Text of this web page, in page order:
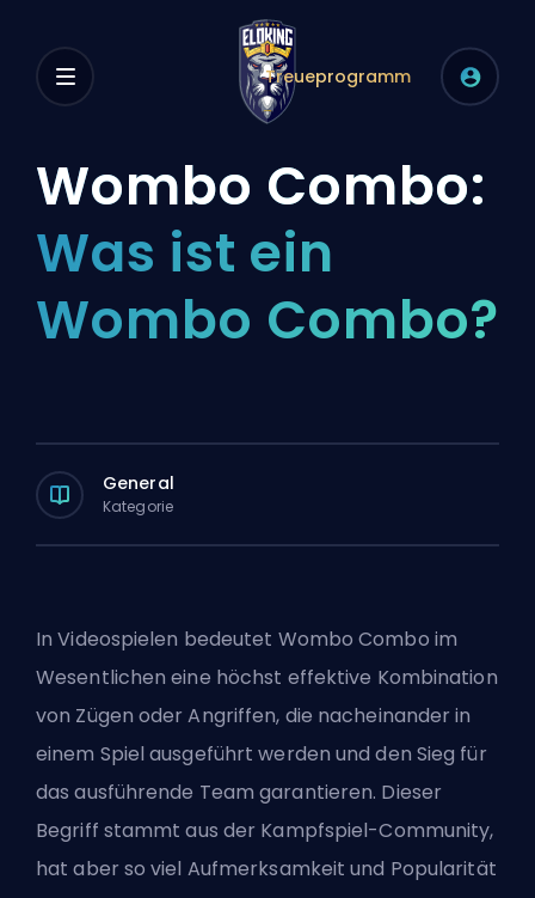
Treueprogramm
Wombo Combo:
Was ist ein
Wombo Combo?
General
Kategorie
In Videospielen bedeutet Wombo Combo im
Wesentlichen eine höchst effektive Kombination
von Zügen oder Angriffen, die nacheinander in
einem Spiel ausgeführt werden und den Sieg für
das ausführende Team garantieren. Dieser
Begriff stammt aus der Kampfspiel-Community,
hat aber so viel Aufmerksamkeit und Popularität